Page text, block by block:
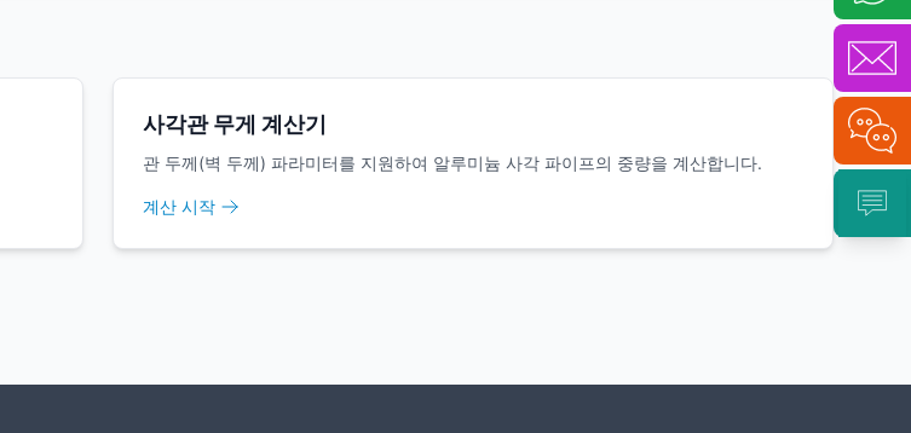
사각관 무게 계산기
관 두께(벽 두께) 파라미터를 지원하여 알루미늄 사각 파이프의 중량을 계산합니다.
계산 시작